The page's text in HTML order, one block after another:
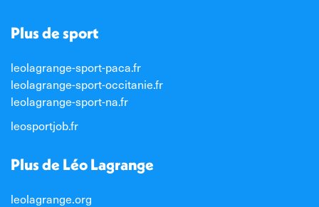
Plus de sport
leolagrange-sport-paca.fr
leolagrange-sport-occitanie.fr
leolagrange-sport-na.fr
leosportjob.fr
Plus de Léo Lagrange
leolagrange.org